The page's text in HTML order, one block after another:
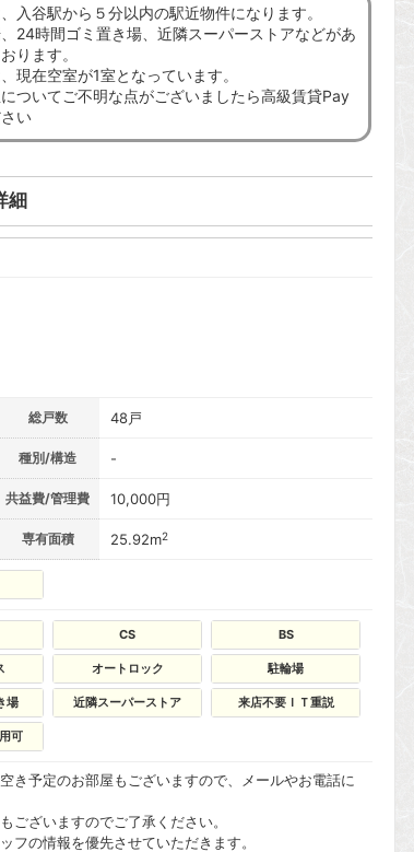
入谷駅から５分以内の駅近物件になります。
24時間ゴミ置き場、近隣スーパーストアなどがあ
ります。
現在空室が1室となっています。
ついてご不明な点がございましたら高級賃貸Pay
い
細
総戸数 48戸
種別/構造 -
共益費/管理費 10,000円
専有面積 25.92m2
CS BS
オートロック 駐輪場
場 近隣スーパーストア 来店不要ＩＴ重説
可
き予定のお部屋もございますので、メールやお電話に
ございますのでご了承ください。
フの情報を優先させていただきます。